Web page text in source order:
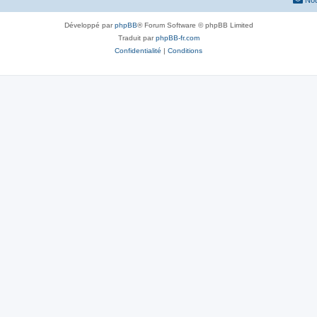
Développé parphpBB® Forum Software © phpBB Limited
Traduit parphpBB-fr.com
Confidentialité | Conditions